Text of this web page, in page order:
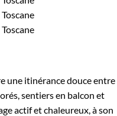
cyprès
mondial de
génie Leonardo,Pise
immanquables villes
une itinérance douce entre
sentiers en balcon et
actif et chaleureux, à son